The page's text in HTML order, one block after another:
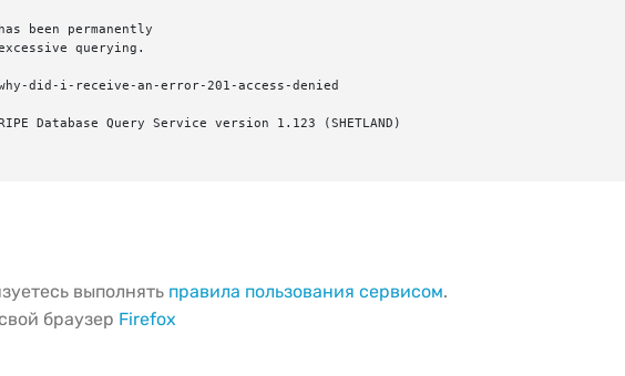
been permanently
querying.
did-i-receive-an-error-201-access-denied
Database Query Service version 1.123 (SHETLAND)
выполнять правила пользования сервисом.
браузер Firefox